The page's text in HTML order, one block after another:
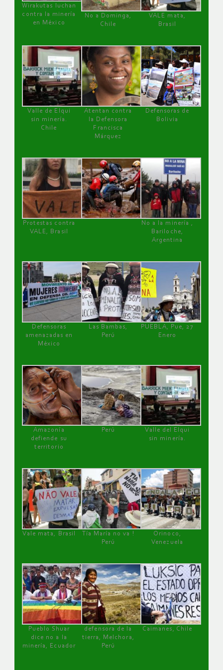
Wirakutas luchan
contra la minería
en México
No a Dominga,
Chile
VALE mata,
Brasil
Valle de Elqui
sin minería.
Chile
Atentan contra
la Defensora
Francisca
Márquez
Defensoras de
Bolivia
Protestas contra
VALE, Brasil
No a la minería ,
Bariloche,
Argentina
Defensoras
amenazadas en
México
Las Bambas,
Perú
PUEBLA, Pue, 27
Enero
Amazonía
defiende su
territorio
Perú
Valle del Elqui
sin minería.
Vale mata, Brasil
Tía María no va !
Perú
Orinoco,
Venezuela
Pueblo Shuar
dice no a la
minería, Ecuador
defensora de la
tierra, Melchora,
Perú
Caimanes, Chile